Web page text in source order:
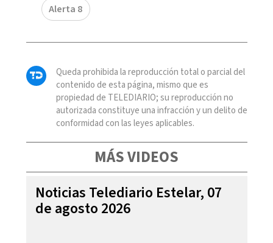
Alerta 8
Queda prohibida la reproducción total o parcial del
contenido de esta página, mismo que es
propiedad de TELEDIARIO; su reproducción no
autorizada constituye una infracción y un delito de
conformidad con las leyes aplicables.
MÁS VIDEOS
Noticias Telediario Estelar, 07
de agosto 2026